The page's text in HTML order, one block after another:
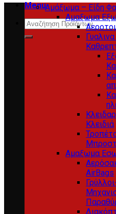
Menu
Search
for:
Αμάξωμα – Είδη
Αμαξωμα
Κλειδιά
Αμαξωμα
AirBags